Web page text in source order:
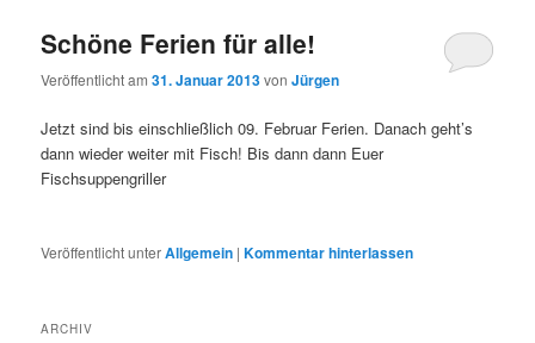
Schöne Ferien für alle!
Veröffentlicht am31. Januar 2013vonJürgen
Jetzt sind bis einschließlich 09. Februar Ferien. Danach geht’s
dann wieder weiter mit Fisch! Bis dann dann Euer
Fischsuppengriller
Veröffentlicht unterAllgemein |Kommentar hinterlassen
ARCHIV